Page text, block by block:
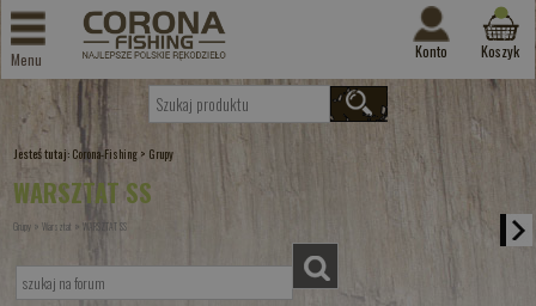
Menu Konto Koszyk
Jesteś tutaj: Corona-Fishing > Grupy
WARSZTAT SS
Grupy »Warsztat »WARSZTAT SS